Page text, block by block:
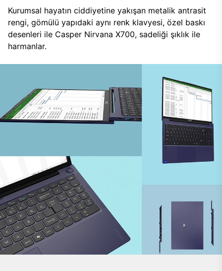
Kurumsal hayatın ciddiyetine yakışan metalik antrasit
rengi, gömülü yapıdaki aynı renk klavyesi, özel baskı
desenleri ile Casper Nirvana X700, sadeliği şıklık ile
harmanlar.